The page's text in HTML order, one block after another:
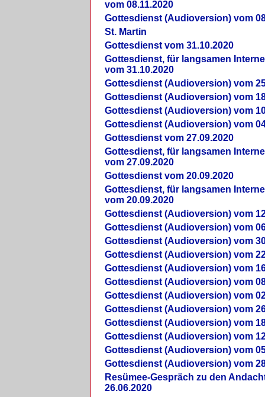
vom 08.11.2020
Gottesdienst (Audioversion) vom
St. Martin
Gottesdienst vom 31.10.2020
Gottesdienst, für langsamen
vom 31.10.2020
Gottesdienst (Audioversion) vom
Gottesdienst (Audioversion) vom
Gottesdienst (Audioversion) vom
Gottesdienst (Audioversion) vom
Gottesdienst vom 27.09.2020
Gottesdienst, für langsamen
vom 27.09.2020
Gottesdienst vom 20.09.2020
Gottesdienst, für langsamen
vom 20.09.2020
Gottesdienst (Audioversion) vom
Gottesdienst (Audioversion) vom
Gottesdienst (Audioversion) vom
Gottesdienst (Audioversion) vom
Gottesdienst (Audioversion) vom
Gottesdienst (Audioversion) vom
Gottesdienst (Audioversion) vom
Gottesdienst (Audioversion) vom
Gottesdienst (Audioversion) vom
Gottesdienst (Audioversion) vom
Gottesdienst (Audioversion) vom
Gottesdienst (Audioversion) vom
Re­sü­mee-Gespräch zu den
26.06.2020